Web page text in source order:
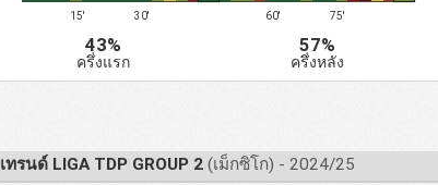
15' 30' 60' 75'
43%
ครึ่งแรก
57%
ครึ่งหลัง
เทรนด์ LIGA TDP GROUP 2(เม็กซิโก) - 2024/25